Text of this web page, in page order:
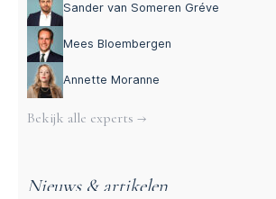
Sander van Someren Gréve
Mees Bloembergen
Annette Moranne
Bekijk alle experts →
Nieuws & artikelen